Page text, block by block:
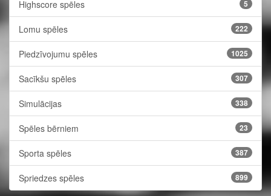
Highscore spēles 5
Lomu spēles 222
Piedzīvojumu spēles 1025
Sacīkšu spēles 307
Simulācijas 338
Spēles bērniem 23
Sporta spēles 387
Spriedzes spēles 899